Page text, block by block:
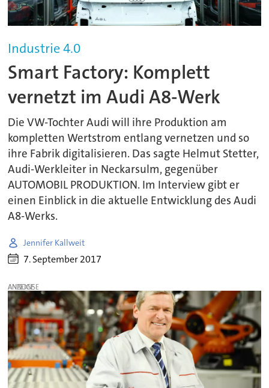
Industrie 4.0
Smart Factory: Komplett
vernetzt im Audi A8-Werk
Die VW-Tochter Audi will ihre Produktion am
kompletten Wertstrom entlang vernetzen und so
ihre Fabrik digitalisieren. Das sagte Helmut Stetter,
Audi-Werkleiter in Neckarsulm, gegenüber
AUTOMOBIL PRODUKTION. Im Interview gibt er
einen Einblick in die aktuelle Entwicklung des Audi
A8-Werks.
Jennifer Kallweit
7. September 2017
ANZEIGE